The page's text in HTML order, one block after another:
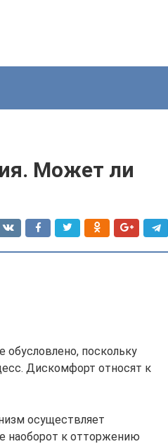
Может ли
обусловлено, поскольку
Дискомфорт относят к
осуществляет
наоборот к отторжению